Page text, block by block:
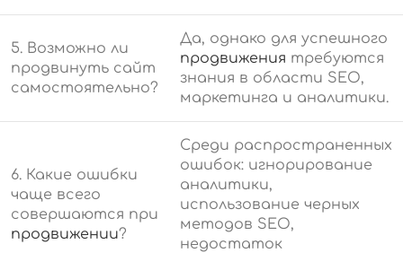
5. Возможно ли
продвинуть сайт
самостоятельно?
Да, однако для успешного
продвижения требуются
знания в области SEO,
маркетинга и аналитики.
6. Какие ошибки
чаще всего
совершаются при
продвижении?
Среди распространенных
ошибок: игнорирование
аналитики,
использование черных
методов SEO,
недостаток